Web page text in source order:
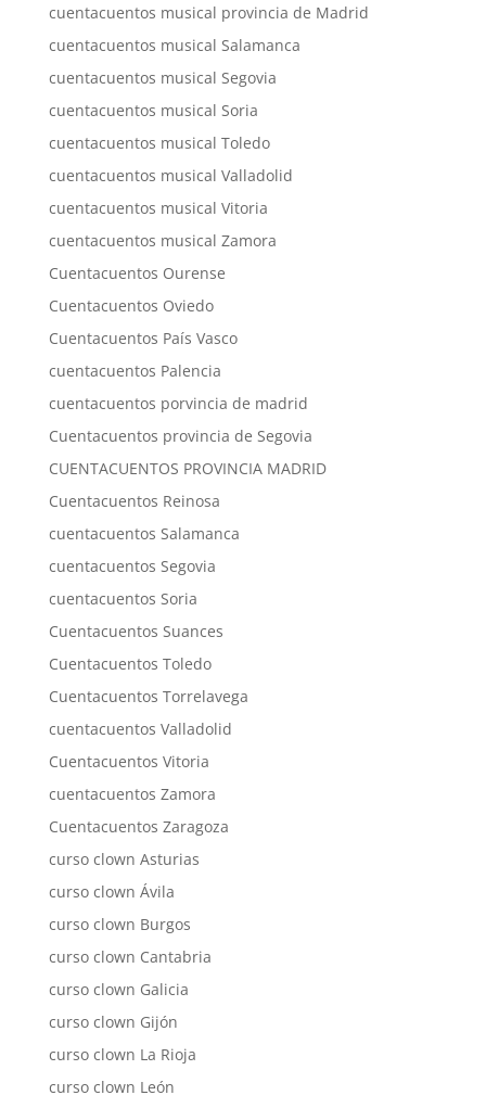
cuentacuentos musical provincia de Madrid
cuentacuentos musical Salamanca
cuentacuentos musical Segovia
cuentacuentos musical Soria
cuentacuentos musical Toledo
cuentacuentos musical Valladolid
cuentacuentos musical Vitoria
cuentacuentos musical Zamora
Cuentacuentos Ourense
Cuentacuentos Oviedo
Cuentacuentos País Vasco
cuentacuentos Palencia
cuentacuentos porvincia de madrid
Cuentacuentos provincia de Segovia
CUENTACUENTOS PROVINCIA MADRID
Cuentacuentos Reinosa
cuentacuentos Salamanca
cuentacuentos Segovia
cuentacuentos Soria
Cuentacuentos Suances
Cuentacuentos Toledo
Cuentacuentos Torrelavega
cuentacuentos Valladolid
Cuentacuentos Vitoria
cuentacuentos Zamora
Cuentacuentos Zaragoza
curso clown Asturias
curso clown Ávila
curso clown Burgos
curso clown Cantabria
curso clown Galicia
curso clown Gijón
curso clown La Rioja
curso clown León